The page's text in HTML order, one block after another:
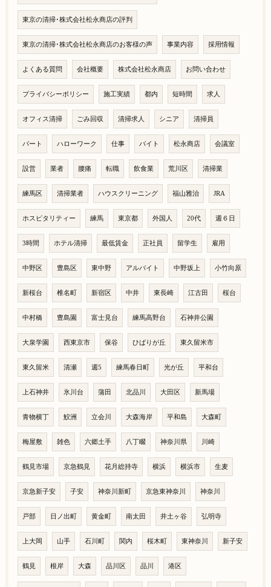
東京の清掃･株式会社松永商店の評判
東京の清掃･株式会社松永商店のお客様の声 事業内容 採用情報
よくある質問 会社概要 株式会社松永商店 お問い合わせ
プライバシーポリシー 施工実績 都内 短時間 求人
オフィス清掃 ごみ回収 清掃求人 シニア 清掃員
パート ハローワーク 仕事 バイト 松永商店 会議室
設営 業者 腰痛 転職 飲食業 荒川区 清掃業
練馬区 清掃業者 ハウスクリーニング 福山雅治 JRA
ホスピタリティー 練馬 東京都 外国人 20代 週６日
3時間 ホテル清掃 最低賃金 正社員 留学生 雇用
中野区 豊島区 東中野 アルバイト 中野坂上 小竹向原
新桜台 椎名町 新宿区 中井 東長崎 江古田 桜台
中村橋 豊島園 富士見台 練馬高野台 石神井公園
大泉学園 西東京市 保谷 ひばりが丘 東久留米市
東久留米 清瀬 週5 練馬春日町 光が丘 平和台
上石神井 氷川台 蒲田 北品川 大田区 新馬場
青物横丁 鮫洲 立会川 大森海岸 平和島 大森町
梅屋敷 雑色 六郷土手 八丁畷 神奈川県 川崎
鶴見市場 京急鶴見 花月総持寺 横浜 横浜市 生麦
京急新子安 子安 神奈川新町 京急東神奈川 神奈川
戸部 日ノ出町 黄金町 南太田 井土ヶ谷 弘明寺
上大岡 山手 石川町 関内 桜木町 東神奈川 新子安
鶴見 根岸 大森 品川区 品川 港区